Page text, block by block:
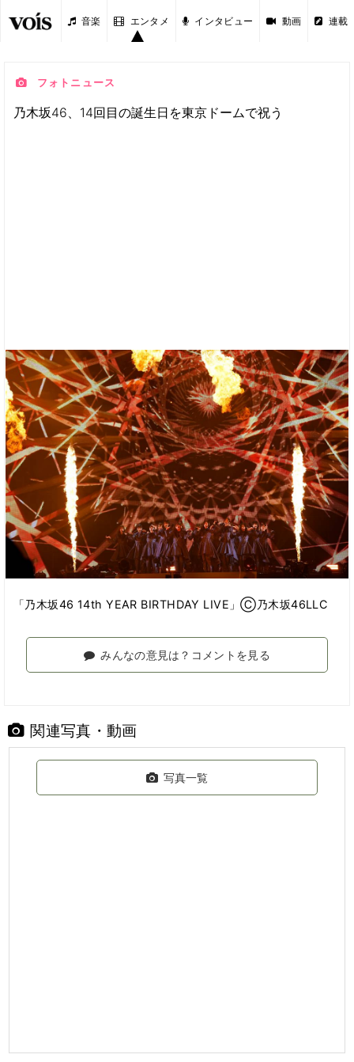
音楽 エンタメ インタビュー 動画 連載
フォトニュース
乃木坂46、14回目の誕生日を東京ドームで祝う
「乃木坂46 14th YEAR BIRTHDAY LIVE」Ⓒ乃木坂46LLC
みんなの意見は？コメントを見る
関連写真・動画
写真一覧